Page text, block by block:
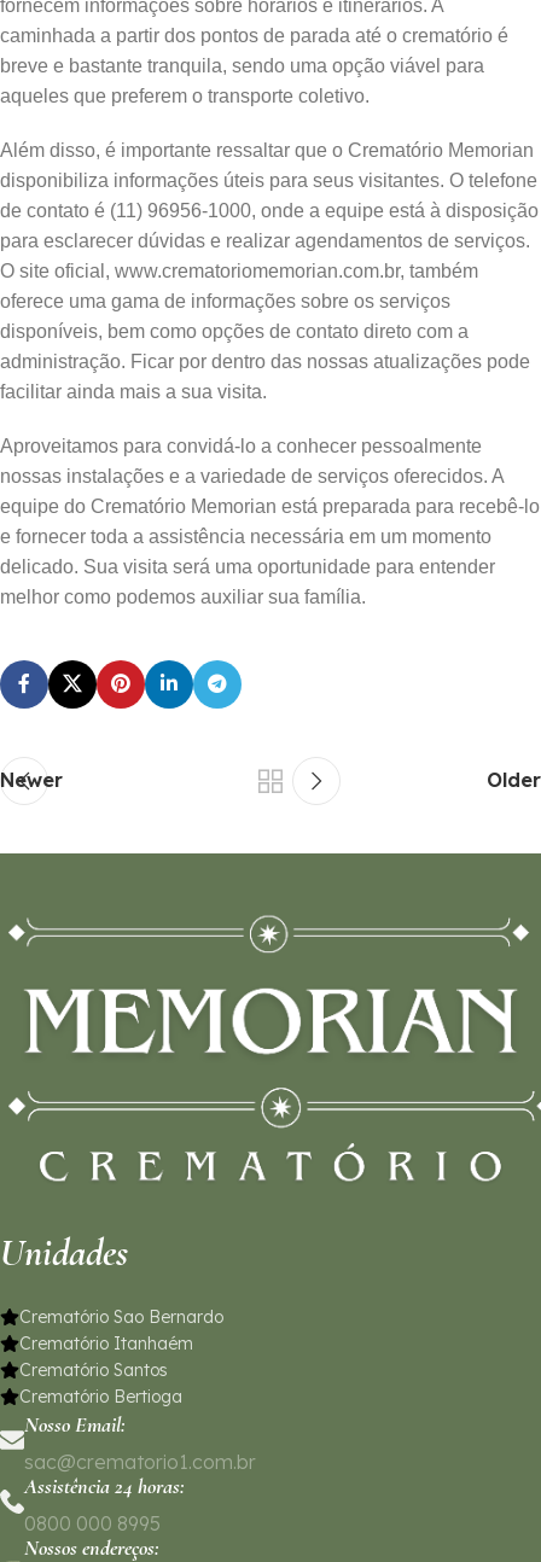
fornecem informações sobre horários e itinerários. A
caminhada a partir dos pontos de parada até o crematório é
breve e bastante tranquila, sendo uma opção viável para
aqueles que preferem o transporte coletivo.
Além disso, é importante ressaltar que o Crematório Memorian
disponibiliza informações úteis para seus visitantes. O telefone
de contato é (11) 96956-1000, onde a equipe está à disposição
para esclarecer dúvidas e realizar agendamentos de serviços.
O site oficial, www.crematoriomemorian.com.br, também
oferece uma gama de informações sobre os serviços
disponíveis, bem como opções de contato direto com a
administração. Ficar por dentro das nossas atualizações pode
facilitar ainda mais a sua visita.
Aproveitamos para convidá-lo a conhecer pessoalmente
nossas instalações e a variedade de serviços oferecidos. A
equipe do Crematório Memorian está preparada para recebê-lo
e fornecer toda a assistência necessária em um momento
delicado. Sua visita será uma oportunidade para entender
melhor como podemos auxiliar sua família.
Newer Older
Unidades
Crematório Sao Bernardo
Crematório Itanhaém
Crematório Santos
Crematório Bertioga
Nosso Email:
sac@crematorio1.com.br
Assistência 24 horas:
0800 000 8995
Nossos endereços: